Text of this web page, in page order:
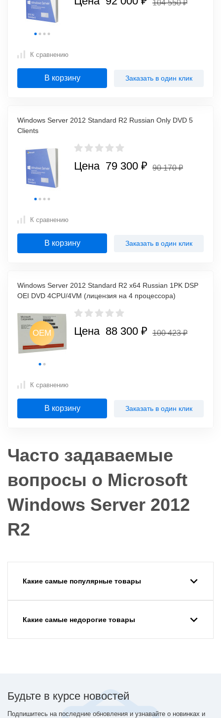
104 550 ₽
К сравнению
В корзину Заказать в один клик
Windows Server 2012 Standard R2 Russian Only DVD 5
Clients
Цена 79 300 ₽ 90 170 ₽
К сравнению
В корзину Заказать в один клик
Windows Server 2012 Standard R2 x64 Russian 1PK DSP
OEI DVD 4CPU/4VM (лицензия на 4 процессора)
OEM OEM
Цена 88 300 ₽ 100 423 ₽
К сравнению
В корзину Заказать в один клик
Часто задаваемые
вопросы о Microsoft
Windows Server 2012
R2
Какие самые популярные товары
Какие самые недорогие товары
Будьте в курсе новостей
Подпишитесь на последние обновления и узнавайте о новинках и